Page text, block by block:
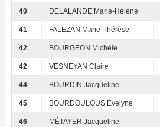
40 DELALANDE Marie-Hélène
41 FALEZAN Marie-Thérèse
42 BOURGEON Michèle
42 VESNEYAN Claire
44 BOURDIN Jacqueline
45 BOURDOULOUS Evelyne
46 MÉTAYER Jacqueline